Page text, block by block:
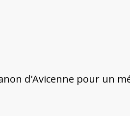
d'Avicenne pour un